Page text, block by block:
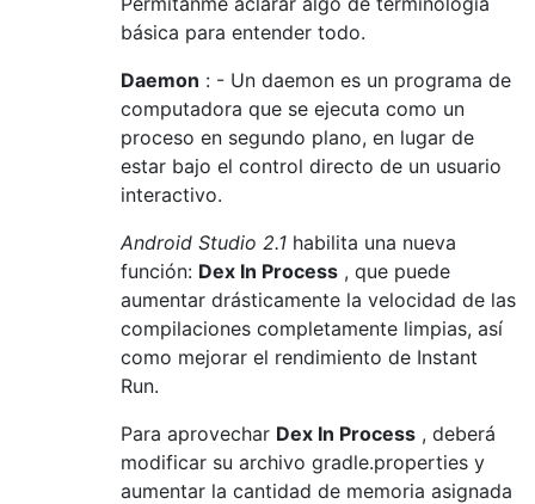
básica para entender todo.
Daemon : - Un daemon es un programa de
computadora que se ejecuta como un
proceso en segundo plano, en lugar de
estar bajo el control directo de un usuario
interactivo.
Android Studio 2.1 habilita una nueva
función: Dex In Process , que puede
aumentar drásticamente la velocidad de las
compilaciones completamente limpias, así
como mejorar el rendimiento de Instant
Run.
Para aprovechar Dex In Process , deberá
modificar su archivo gradle.properties y
aumentar la cantidad de memoria asignada